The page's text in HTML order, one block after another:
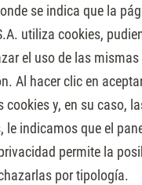
se indica que la
utiliza cookies,
el uso de las mismas
Al hacer clic en
cookies y, en su caso,
le indicamos que el
permite la
por tipología.